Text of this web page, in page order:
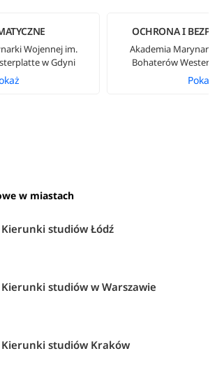
Wojennej im.
w Gdyni
OCHRONA I
Akademia
Bohaterów
Pokaż
w miastach
Kierunki studiów Łódź
Kierunki studiów w Warszawie
Kierunki studiów Kraków